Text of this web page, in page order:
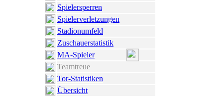
Spielersperren
Spielerverletzungen
Stadionumfeld
Zuschauerstatistik
MA-Spieler
Teamtreue
Tor-Statistiken
Übersicht